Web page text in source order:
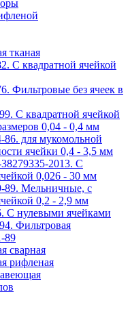
тканая
C квадратной ячейкой
Фильтровые без ячеек в
C квадратной ячейкой
0,04 - 0,4 мм
для мукомольной
ячейки 0,4 - 3,5 мм
2013. С
0,026 - 30 мм
89. Мельничные, с
0,2 - 2,9 мм
С нулевыми ячейками
Фильтровая
89
сварная
рифленая